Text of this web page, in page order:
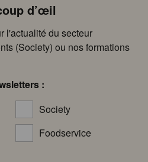
d’œil
l'actualité du secteur
(Society) ou nos formations
:
Society
Foodservice